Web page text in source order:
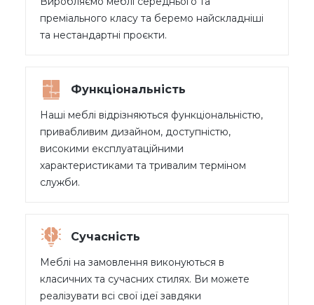
преміального класу та беремо найскладніші
та нестандартні проєкти.
Функціональність
Наші меблі відрізняються функціональністю,
привабливим дизайном, доступністю,
високими експлуатаційними
характеристиками та тривалим терміном
служби.
Сучасність
Меблі на замовлення виконуються в
класичних та сучасних стилях. Ви можете
реалізувати всі свої ідеї завдяки